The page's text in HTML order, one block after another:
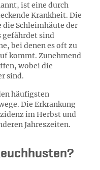
ist eine durch
Krankheit. Die
Schleimhäute der
gefährdet sind
bei denen es oft zu
kommt. Zunehmend
wobei die
sind.
häufigsten
Die Erkrankung
im Herbst und
Jahreszeiten.